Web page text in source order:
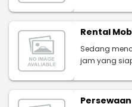
Rental
Sedang
jam yang